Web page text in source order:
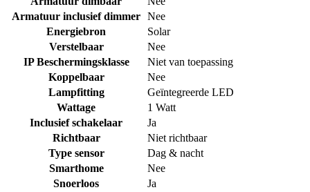
Armatuur inclusief dimmer Nee
Energiebron
Solar
Verstelbaar
Nee
IP Beschermingsklasse
Niet van toepassing
Koppelbaar
Nee
Lampfitting
Geïntegreerde LED
Wattage
1 Watt
Inclusief schakelaar
Ja
Richtbaar
Niet richtbaar
Type sensor
Dag & nacht
Smarthome
Nee
Snoerloos
Ja